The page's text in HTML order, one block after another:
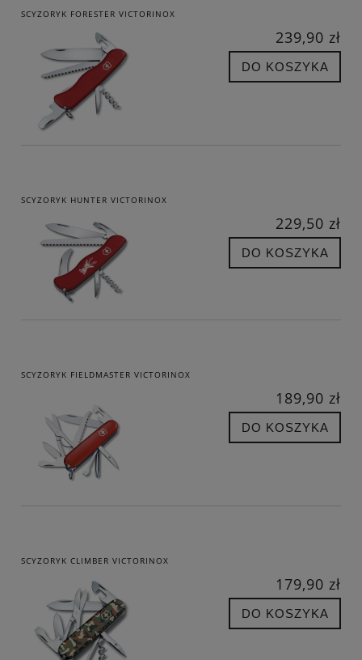
SCYZORYK FORESTER VICTORINOX
239,90 zł
DO KOSZYKA
SCYZORYK HUNTER VICTORINOX
229,50 zł
DO KOSZYKA
SCYZORYK FIELDMASTER VICTORINOX
189,90 zł
DO KOSZYKA
SCYZORYK CLIMBER VICTORINOX
179,90 zł
DO KOSZYKA